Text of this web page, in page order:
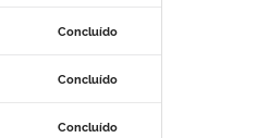
Concluído
Concluído
Concluído